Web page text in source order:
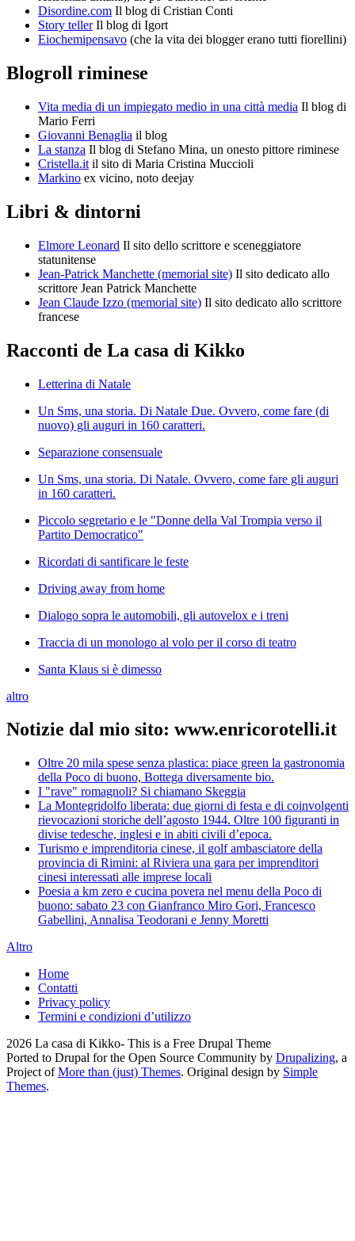
Disordine.com Il blog di Cristian Conti
Story tellerIl blog di Igort
Eiochemipensavo (che la vita dei blogger erano tutti fiorellini)
Blogroll riminese
Vita media di un impiegato medio in una città media Il blog di
Mario Ferri
Giovanni Benaglia il blog
La stanza Il blog di Stefano Mina, un onesto pittore riminese
Cristella.it il sito di Maria Cristina Muccioli
Markino ex vicino, noto deejay
Libri & dintorni
Elmore Leonard Il sito dello scrittore e sceneggiatore
statunitense
Jean-Patrick Manchette (memorial site) Il sito dedicato allo
scrittore Jean Patrick Manchette
Jean Claude Izzo (memorial site) Il sito dedicato allo scrittore
francese
Racconti de La casa di Kikko
Letterina di Natale
Un Sms, una storia. Di Natale Due. Ovvero, come fare (di
nuovo) gli auguri in 160 caratteri.
Separazione consensuale
Un Sms, una storia. Di Natale. Ovvero, come fare gli auguri
in 160 caratteri.
Piccolo segretario e le "Donne della Val Trompia verso il
Partito Democratico"
Ricordati di santificare le feste
Driving away from home
Dialogo sopra le automobili, gli autovelox e i treni
Traccia di un monologo al volo per il corso di teatro
Santa Klaus si è dimesso
altro
Notizie dal mio sito: www.enricorotelli.it
Oltre 20 mila spese senza plastica: piace green la gastronomia
della Poco di buono, Bottega diversamente bio.
I "rave" romagnoli? Si chiamano Skeggia
La Montegridolfo liberata: due giorni di festa e di coinvolgenti
rievocazioni storiche dell’agosto 1944. Oltre 100 figuranti in
divise tedesche, inglesi e in abiti civili d’epoca.
Turismo e imprenditoria cinese, il golf ambasciatore della
provincia di Rimini: al Riviera una gara per imprenditori
cinesi interessati alle imprese locali
Poesia a km zero e cucina povera nel menu della Poco di
buono: sabato 23 con Gianfranco Miro Gori, Francesco
Gabellini, Annalisa Teodorani e Jenny Moretti
Altro
Home
Contatti
Privacy policy
Termini e condizioni d’utilizzo
2026 La casa di Kikko- This is a Free Drupal Theme
Ported to Drupal for the Open Source Community by Drupalizing, a
Project ofMore than (just) Themes. Original design by Simple
Themes.